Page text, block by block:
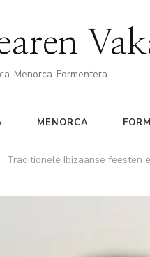
Menorca-Formentera
MENORCA
Traditionele Ibizaanse feesten